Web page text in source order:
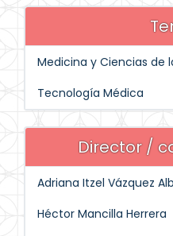
Medicina y Ciencias de
Tecnología Médica
Director /
Adriana Itzel Vázquez
Héctor Mancilla Herrera